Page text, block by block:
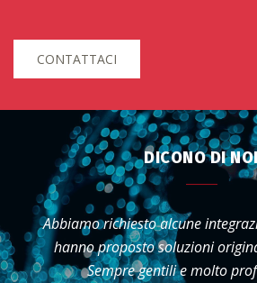
CONTATTACI
DICONO DI
Ci hanno supportato nella
aziendale e della nostra
Sempre gentili e attenti ai